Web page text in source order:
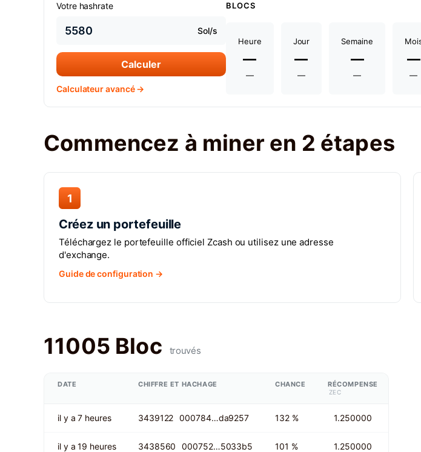
Votre hashrate
Sol/s
Calculer
Calculateur avancé →
BLOCS
Heure
—
—
Jour
—
—
Semaine
—
—
—
—
Commencez à miner en 2 étapes
1
Créez un portefeuille
Téléchargez le portefeuille officiel Zcash ou utilisez une adresse
d'exchange.
Guide de configuration →
11005 Bloc trouvés
DATE CHIFFRE ET HACHAGE CHANCE RÉCOMPENSE
ZEC
il y a 7 heures 3439122 000784…da9257 132 % 1.250000
il y a 19 heures 3438560 000752…5033b5 101 % 1.250000